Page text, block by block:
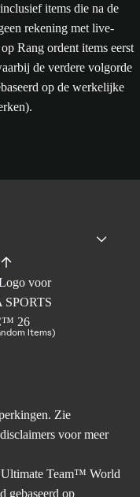
items die na de
rekening met live-
Rang ordent items eerst
de verdere volgorde
op de werkelijke
Items)
Zie
voor meer
Team™ World
gebaseerd op